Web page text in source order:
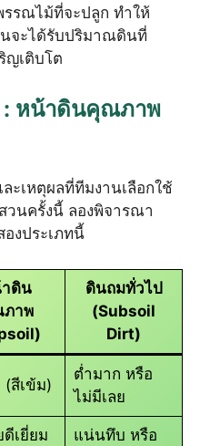
รรณไม้ที่จะปลูก ทำให้
จะได้รับปริมาณดินที่
ญเติบโต
: หน้าดินคุณภาพ
ะเหตุผลที่ทีมงานเลือกใช้
นครั้งนี้ ลองพิจารณา
งประเภทนี้
ดิน
าพ
ดินถมทั่วไป
(Subsoil
Dirt)
(สีเข้ม)
ต่ำมาก หรือ
ไม่มีเลย
เยี่ยม
แน่นทึบ หรือ